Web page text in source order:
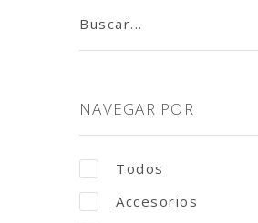
Buscar...
NAVEGAR POR
Todos
Accesorios